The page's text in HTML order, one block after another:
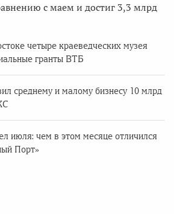
с маем и достиг 3,3 млрд
четыре краеведческих музея
гранты ВТБ
среднему и малому бизнесу 10 млрд
июля: чем в этом месяце отличился
Порт»